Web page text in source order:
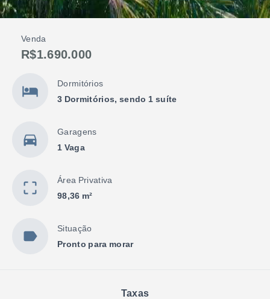
Venda
R$1.690.000
Dormitórios
3 Dormitórios, sendo 1 suíte
Garagens
1 Vaga
Área Privativa
98,36 m²
Situação
Pronto para morar
Taxas